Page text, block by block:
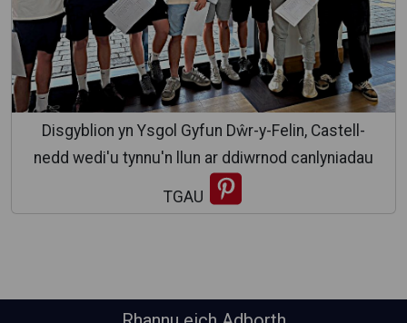
Disgyblion yn Ysgol Gyfun Dŵr-y-Felin, Castell-
nedd wedi'u tynnu'n llun ar ddiwrnod canlyniadau
TGAU